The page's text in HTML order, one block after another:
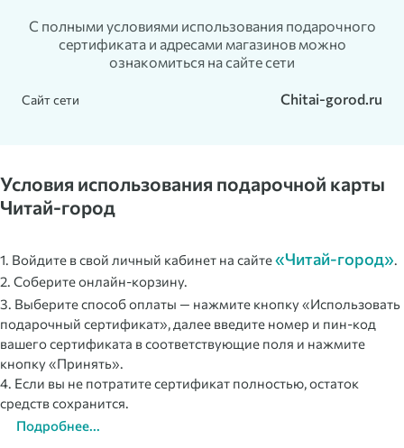
С полными условиями использования подарочного
сертификата и адресами магазинов можно
ознакомиться на сайте сети
Сайт сети Chitai-gorod.ru
Условия использования подарочной карты
Читай-город
1. Войдите в свой личный кабинет на сайте«Читай-город».
2. Соберите онлайн-корзину.
3. Выберите способ оплаты — нажмите кнопку «Использовать
подарочный сертификат», далее введите номер и пин-код
вашего сертификата в соответствующие поля и нажмите
кнопку «Принять».
4. Если вы не потратите сертификат полностью, остаток
средств сохранится.
Подробнее...